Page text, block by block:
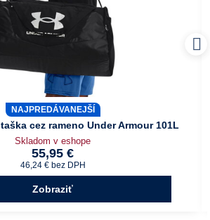
NAJPREDÁVANEJŠÍ
cez rameno Under Armour 101L
Skladom v eshope
55,95 €
46,24 € bez DPH
Zobraziť